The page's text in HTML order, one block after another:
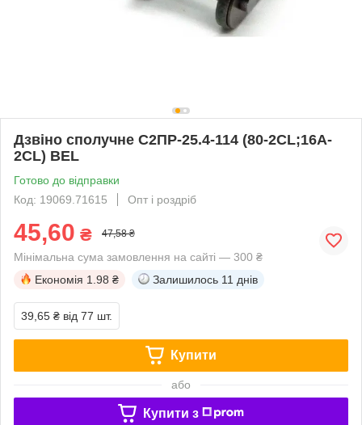
Дзвіно сполучне С2ПР-25.4-114 (80-2CL;16A-
2CL) BEL
Готово до відправки
Код: 19069.71615
Опт і роздріб
45,60 ₴ 47,58 ₴
Мінімальна сума замовлення на сайті — 300 ₴
Економія 1.98 ₴ Залишилось 11 днів
39,65 ₴ від 77 шт.
Купити
або
Купити з